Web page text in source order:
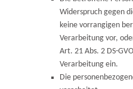
Widerspruch gegen
keine vorrangigen
Verarbeitung vor,
Art. 21 Abs. 2 DS-
Verarbeitung ein.
Die